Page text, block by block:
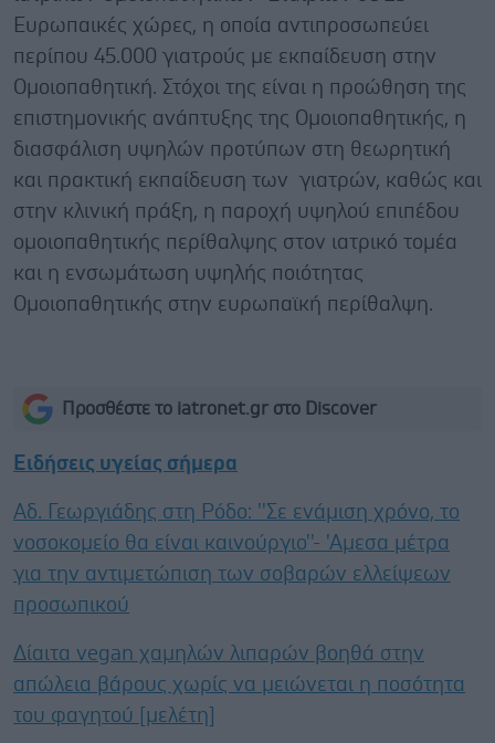
Ευρωπαικές χώρες, η οποία αντιπροσωπεύει
περίπου 45.000 γιατρούς με εκπαίδευση στην
Ομοιοπαθητική. Στόχοι της είναι η προώθηση της
επιστημονικής ανάπτυξης της Ομοιοπαθητικής, η
διασφάλιση υψηλών προτύπων στη θεωρητική
και πρακτική εκπαίδευση των γιατρών, καθώς και
στην κλινική πράξη, η παροχή υψηλού επιπέδου
ομοιοπαθητικής περίθαλψης στον ιατρικό τομέα
και η ενσωμάτωση υψηλής ποιότητας
Ομοιοπαθητικής στην ευρωπαϊκή περίθαλψη.
Προσθέστε το iatronet.gr στο Discover
Ειδήσεις υγείας σήμερα
Αδ. Γεωργιάδης στη Ρόδο: ''Σε ενάμιση χρόνο, το
νοσοκομείο θα είναι καινούργιο''- 'Αμεσα μέτρα
για την αντιμετώπιση των σοβαρών ελλείψεων
προσωπικού
Δίαιτα vegan χαμηλών λιπαρών βοηθά στην
απώλεια βάρους χωρίς να μειώνεται η ποσότητα
του φαγητού [μελέτη]